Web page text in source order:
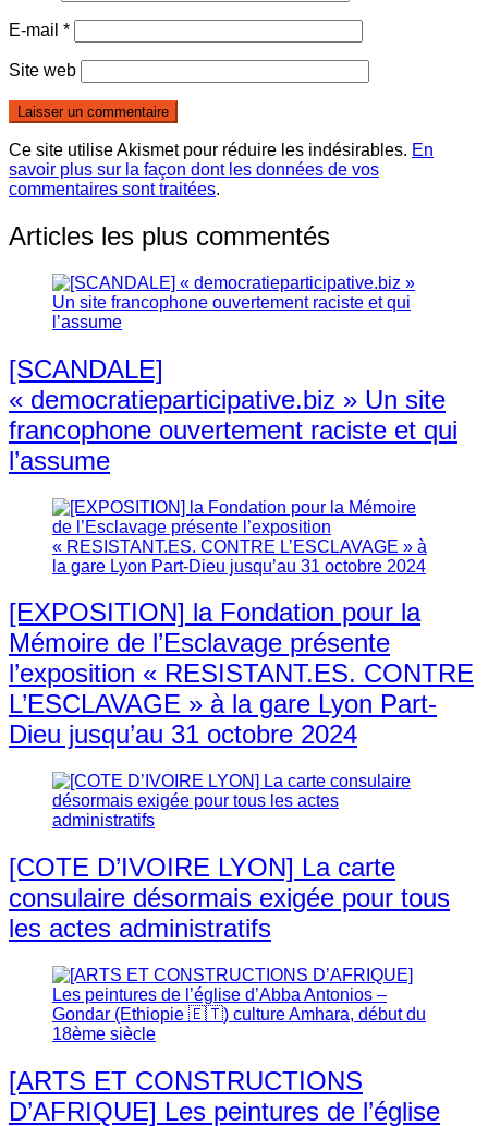
E-mail *
Site web
Ce site utilise Akismet pour réduire les indésirables. En
savoir plus sur la façon dont les données de vos
commentaires sont traitées.
Articles les plus commentés
[SCANDALE]
« democratieparticipative.biz » Un site
francophone ouvertement raciste et qui
l’assume
[EXPOSITION] la Fondation pour la
Mémoire de l’Esclavage présente
l’exposition « RESISTANT.ES. CONTRE
L’ESCLAVAGE » à la gare Lyon Part-
Dieu jusqu’au 31 octobre 2024
[COTE D’IVOIRE LYON] La carte
consulaire désormais exigée pour tous
les actes administratifs
[ARTS ET CONSTRUCTIONS
D’AFRIQUE] Les peintures de l’église